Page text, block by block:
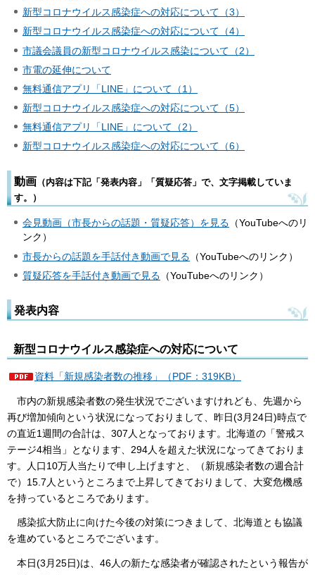
新型コロナウイルス感染症への対応について（3）
新型コロナウイルス感染症への対応について（4）
市議会議員の新型コロナウイルス感染について（2）
市電の延伸について
無料通信アプリ「LINE」について（1）
新型コロナウイルス感染症への対応について（5）
無料通信アプリ「LINE」について（2）
新型コロナウイルス感染症への対応について（6）
動画 （内容は下記「発表内容」「質疑応答」で、文字掲載していま
す。）
会見動画（市長からの話題・質疑応答）を見る （YouTubeへのリ
ンク）
市長からの話題を手話付き動画で見る （YouTubeへのリンク）
質疑応答を手話付き動画で見る （YouTubeへのリンク）
発表内容
新型コロナウイルス感染症への対応について
資料「新規感染者数の推移」（PDF：319KB）
市内の新規感染者数の発生状況でございますけれども、先週から
再び増加傾向という状況になっておりまして、昨日(3月24日)時点で
の直近1週間の合計は、307人となっております。北海道の「警戒ス
テージ4相当」となります、294人を超えた状況になってきておりま
す。人口10万人当たりで申し上げますと、（新規感染者数の週合計
で）15.7人というところまで上昇してきておりまして、大変危機感
を持っているところであります。
感染拡大防止に向けた今後の対策につきまして、北海道とも協議
を進めているところでございます。
本日(3月25日)は、46人の新たな感染者が確認されたという報告が